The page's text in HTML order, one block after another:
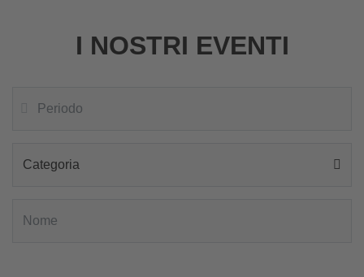
I NOSTRI EVENTI
Categoria